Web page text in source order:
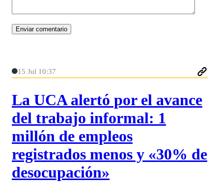
15 Jul 10:37
La UCA alertó por el avance
del trabajo informal: 1
millón de empleos
registrados menos y «30% de
desocupación»